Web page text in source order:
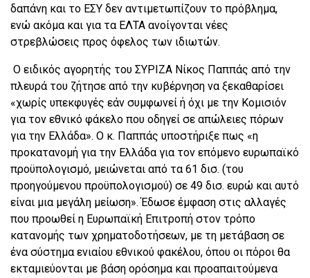
δαπάνη και το ΕΣΥ δεν αντιμετωπίζουν το πρόβλημα,
ενώ ακόμα και για τα ΕΛΤΑ ανοίγονται νέες
στρεβλώσεις προς όφελος των ιδιωτών.
Ο ειδικός αγορητής του ΣΥΡΙΖΑ Νίκος Παππάς από την
πλευρά του ζήτησε από την κυβέρνηση να ξεκαθαρίσει
«χωρίς υπεκφυγές εάν συμφωνεί ή όχι με την Κομισιόν
για τον εθνικό φάκελο που οδηγεί σε απώλειες πόρων
για την Ελλάδα». Ο κ. Παππάς υποστήριξε πως «η
προκατανομή για την Ελλάδα για τον επόμενο ευρωπαϊκό
προϋπολογισμό, μειώνεται από τα 61 δισ. (του
προηγούμενου προϋπολογισμού) σε 49 δισ. ευρώ και αυτό
είναι μια μεγάλη μείωση». Έδωσε έμφαση στις αλλαγές
που προωθεί η Ευρωπαϊκή Επιτροπή στον τρόπο
κατανομής των χρηματοδοτήσεων, με τη μετάβαση σε
ένα σύστημα ενιαίου εθνικού φακέλου, όπου οι πόροι θα
εκταμιεύονται με βάση ορόσημα και προαπαιτούμενα